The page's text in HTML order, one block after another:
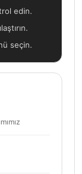
edin.
seçin.